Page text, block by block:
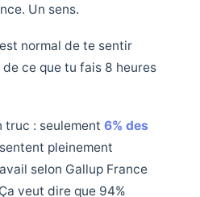
Un sens.
normal de te sentir
ce que tu fais 8 heures
truc : seulement 6% des
pleinement
selon Gallup France
veut dire que 94%